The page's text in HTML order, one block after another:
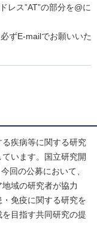
レス”AT”の部分を@に
ずE-mailでお願いいた
疾病等に関する研究
います。国立研究開
回の公募において、
域の研究者が協力
免疫に関する研究を
目指す共同研究の提